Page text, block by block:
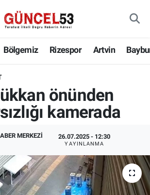
Bölgemiz Rizespor Artvin
önünden
kamerada
MERKEZI 26.07.2025 - 12:30
YAYINLANMA